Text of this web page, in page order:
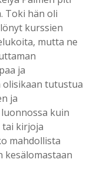
Toki hän oli
kurssien
mutta ne
ja
olisikaan tutustua
ja
kuin
tai kirjoja
mahdollista
kesälomastaan